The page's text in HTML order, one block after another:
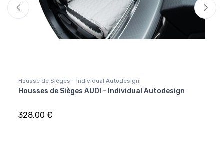
Housse de Sièges - Individual Autodesign
Housses de Sièges AUDI - Individual Autodesign
328,00 €